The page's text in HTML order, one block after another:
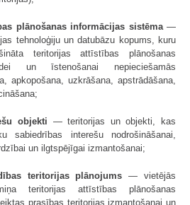
plānošanas informācijas sistēma—
tehnoloģiju un datubāzu kopums, kuru
teritorijas attīstības plānošanas
un īstenošanai nepieciešamās
apkopošana, uzkrāšana, apstrādāšana,
objekti — teritorijas un objekti, kas
sabiedrības interešu nodrošināšanai,
un ilgtspējīgai izmantošanai;
teritorijas plānojums — vietējās
teritorijas attīstības plānošanas
prasības teritorijas izmantošanai un